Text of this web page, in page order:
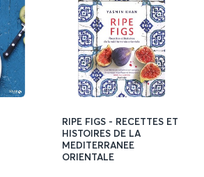
RIPE FIGS - RECETTES ET
HISTOIRES DE LA
MEDITERRANEE
ORIENTALE